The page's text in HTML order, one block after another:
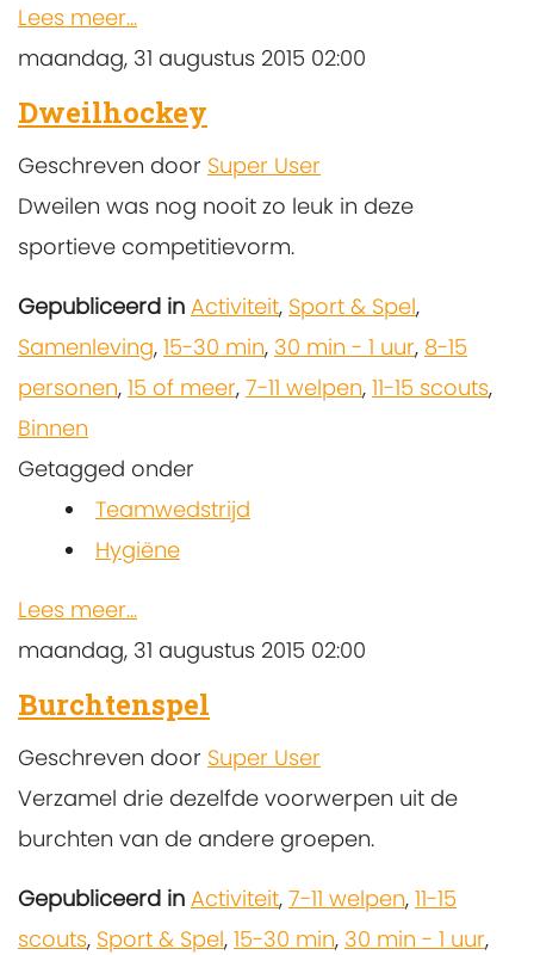
Lees meer...
maandag, 31 augustus 2015 02:00
Dweilhockey
Geschreven door Super User
Dweilen was nog nooit zo leuk in deze
sportieve competitievorm.
Gepubliceerd in Activiteit, Sport & Spel,
Samenleving, 15-30 min, 30 min - 1 uur, 8-15
personen, 15 of meer, 7-11 welpen, 11-15 scouts,
Binnen
Getagged onder
Teamwedstrijd
Hygiëne
Lees meer...
maandag, 31 augustus 2015 02:00
Burchtenspel
Geschreven door Super User
Verzamel drie dezelfde voorwerpen uit de
burchten van de andere groepen.
Gepubliceerd in Activiteit, 7-11 welpen, 11-15
scouts, Sport & Spel, 15-30 min, 30 min - 1 uur,